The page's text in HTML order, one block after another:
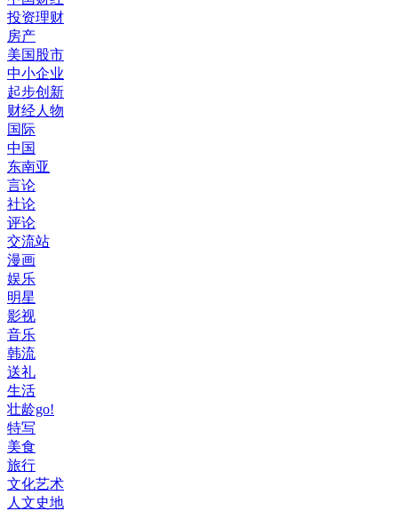
投资理财
房产
美国股市
中小企业
起步创新
财经人物
国际
中国
东南亚
言论
社论
评论
交流站
漫画
娱乐
明星
影视
音乐
韩流
送礼
生活
壮龄go!
特写
美食
旅行
文化艺术
人文史地